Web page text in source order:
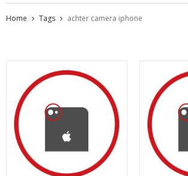
Home Tags achter camera iphone